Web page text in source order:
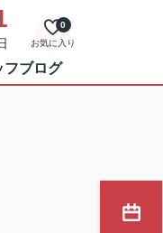
お気に入り
0
フブログ